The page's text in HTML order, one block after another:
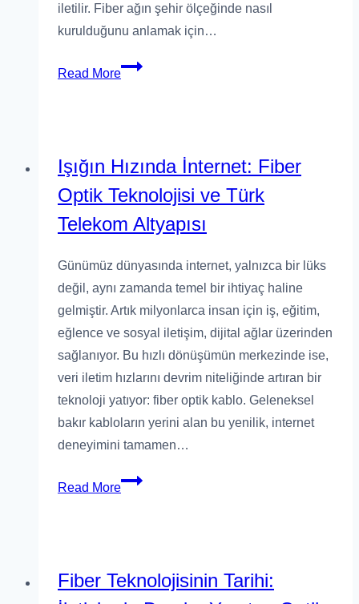
iletilir. Fiber ağın şehir ölçeğinde nasıl
kurulduğunu anlamak için…
Read More
Işığın Hızında İnternet: Fiber
Optik Teknolojisi ve Türk
Telekom Altyapısı
Günümüz dünyasında internet, yalnızca bir lüks
değil, aynı zamanda temel bir ihtiyaç haline
gelmiştir. Artık milyonlarca insan için iş, eğitim,
eğlence ve sosyal iletişim, dijital ağlar üzerinden
sağlanıyor. Bu hızlı dönüşümün merkezinde ise,
veri iletim hızlarını devrim niteliğinde artıran bir
teknoloji yatıyor: fiber optik kablo. Geleneksel
bakır kabloların yerini alan bu yenilik, internet
deneyimini tamamen…
Read More
Fiber Teknolojisinin Tarihi: